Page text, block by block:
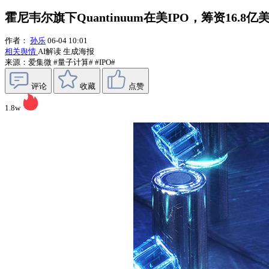
霍尼韦尔旗下Quantinuum在美IPO，筹资16.8亿
作者： 孙乐 06-04 10:01
相关舆情 AI解读 生成海报
来源：爱集微 #量子计算# #IPO#
评论 收藏 点赞
1.8w